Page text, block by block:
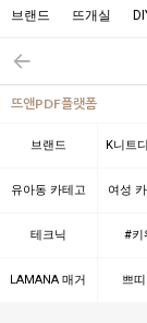
브랜드 뜨개실
뜨앤PDF플랫폼
브랜드 K니트
with
with
유아동 카테고
리 별
여성
테크닉 #키
LAMANA 매거 쁘